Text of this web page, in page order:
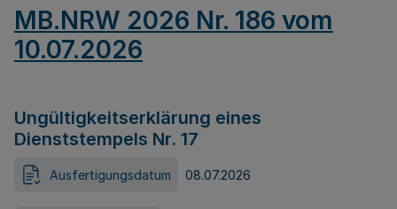
MB.NRW 2026 Nr. 186 vom
10.07.2026
Ungültigkeitserklärung eines
Dienststempels Nr. 17
Ausfertigungsdatum 08.07.2026